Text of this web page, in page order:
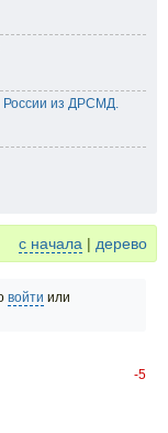
из ДРСМД.
с начала | дерево
войти или
-5